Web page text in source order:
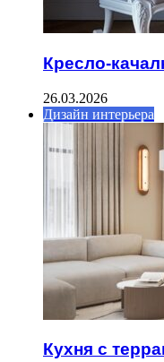
Кресло-
26.03.2026
Дизайн интерьера
Кухня с